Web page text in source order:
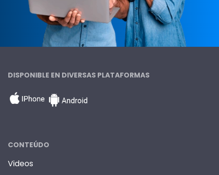
DISPONIBLE EN DIVERSAS PLATAFORMAS
CONTEÚDO
Videos